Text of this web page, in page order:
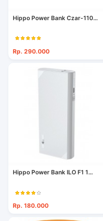
Hippo Power Bank Czar-110...
Rp. 290.000
Hippo Power Bank ILO F1 1...
Rp. 180.000